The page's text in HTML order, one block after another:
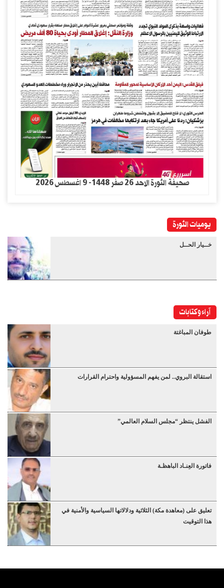
صحيفة الثورة الاحد 26 صفر 1448- 9 اغسطس 2026
يوميات الثورة
خــيار الحــل
آراء وكتابات
طوفان المباغتة
استقالة البروي.. لمن يفهم المسؤولية واحترام القرارات
الفشل ينتظر “مجلس السلام العالمي”
فاتورة العِنـاد الباهظـة
تعليق على (معاهدة مكة) الثلاثية ودلالاتها السياسية والأمنية في
هذا التوقيت